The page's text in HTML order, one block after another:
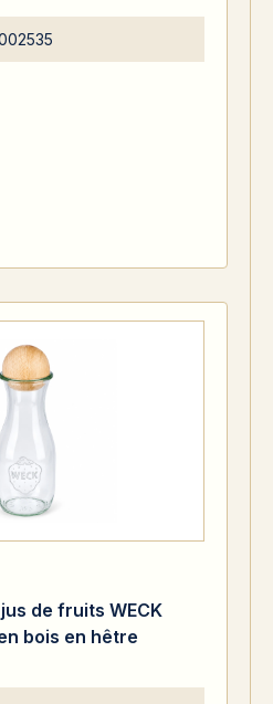
sur 5 étoiles
de fruits WECK
bois en hêtre